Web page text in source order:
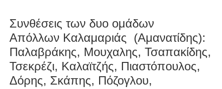
Συνθέσεις των δυο ομάδων
Απόλλων Καλαμαριάς (Αμανατίδης):
Παλαβράκης, Μουχαλης, Τσαπακίδης,
Τσεκρέζι, Καλαϊτζής, Πιαστόπουλος,
Δόρης, Σκάπης, Πόζογλου,